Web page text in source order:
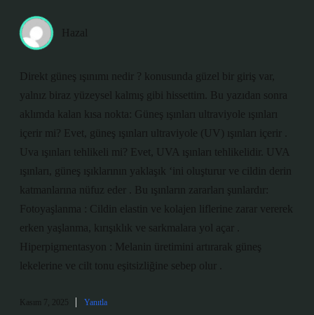
Hazal
Direkt güneş ışınımı nedir ? konusunda güzel bir giriş var,
yalnız biraz yüzeysel kalmış gibi hissettim. Bu yazıdan sonra
aklımda kalan kısa nokta: Güneş ışınları ultraviyole ışınları
içerir mi? Evet, güneş ışınları ultraviyole (UV) ışınları içerir .
Uva ışınları tehlikeli mi? Evet, UVA ışınları tehlikelidir. UVA
ışınları, güneş ışıklarının yaklaşık ‘ini oluşturur ve cildin derin
katmanlarına nüfuz eder . Bu ışınların zararları şunlardır:
Fotoyaşlanma : Cildin elastin ve kolajen liflerine zarar vererek
erken yaşlanma, kırışıklık ve sarkmalara yol açar .
Hiperpigmentasyon : Melanin üretimini artırarak güneş
lekelerine ve cilt tonu eşitsizliğine sebep olur .
Kasım 7, 2025 Yanıtla